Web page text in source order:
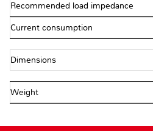
Recommended load impedance
Current consumption
Dimensions
Weight